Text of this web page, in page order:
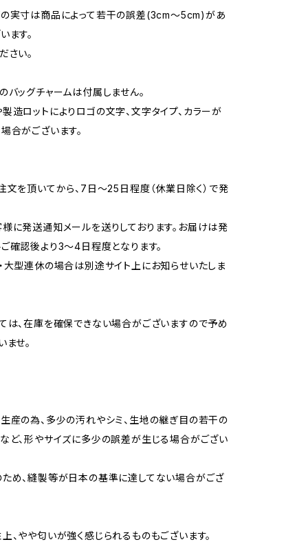
実寸は商品によって若干の誤差(3cm〜5cm)があ
ます。
さい。
バッグチャームは付属しません。
造ロットによりロゴの文字、文字タイプ、カラーが
合がございます。
文を頂いてから、7日〜25日程度（休業日除く）で発
に発送通知メールを送りしております。お届けは発
確認後より3〜4日程度となります。
大型連休の場合は別途サイト上にお知らせいたしま
は、在庫を確保できない場合がございますので予め
ませ。
産の為、多少の汚れやシミ、生地の継ぎ目の若干の
ど、形やサイズに多少の誤差が生じる場合がござい
め、縫製等が日本の基準に達してない場合がござ
、やや匂いが強く感じられるものもございます。